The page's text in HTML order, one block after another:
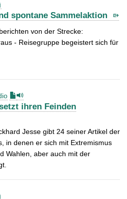
spontane Sammelaktion
von der Strecke:
- Reisegruppe begeistert sich für
ihren Feinden
Jesse gibt 24 seiner Artikel der
in denen er sich mit Extremismus
Wahlen, aber auch mit der